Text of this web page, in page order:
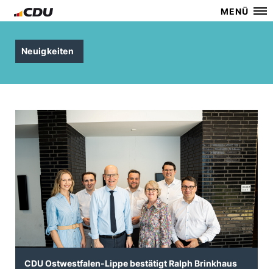
MENÜ
Neuigkeiten
CDU Ostwestfalen-Lippe bestätigt Ralph Brinkhaus